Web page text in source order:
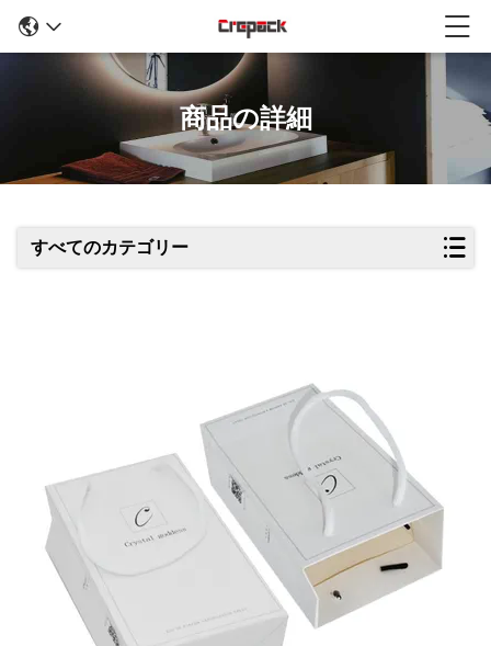
商品の詳細
すべてのカテゴリー